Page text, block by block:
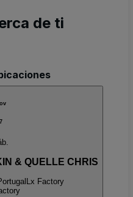
de ti
7
& QUELLE CHRIS
Lx Factory